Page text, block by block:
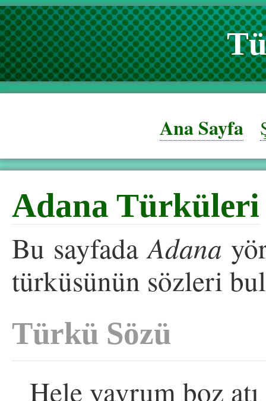
Ana Sayfa
Adana Türküleri
Bu sayfadaAdana
türküsünün sözleri
Türkü Sözü
Hele yavrum boz